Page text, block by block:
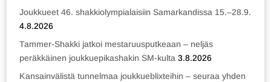
Joukkueet 46. shakkiolympialaisiin Samarkandissa 15.–28.9.
4.8.2026
Tammer-Shakki jatkoi mestaruusputkeaan – neljäs
peräkkäinen joukkuepikashakin SM-kulta 3.8.2026
Kansainvälistä tunnelmaa joukkueblixteihin – seuraa yhden